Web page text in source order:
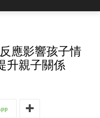
應影響孩子情
升親子關係